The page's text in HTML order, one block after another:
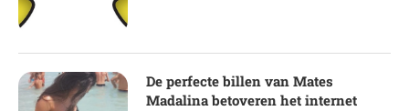
De perfecte billen van Mates
Madalina betoveren het internet